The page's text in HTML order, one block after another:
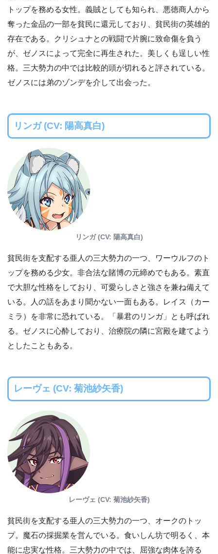
トップを務める女性。義賊としても知られ、悪徳商人から
奪った金品の一部を貧民に還元しており、貧民街の英雄的
存在である。クリシュナとの戦闘で片腕に致命傷を負う
が、ゼノスによって完全に再生された。美しくも逞しい性
格。三大勢力の中では比較的頭が切れると評されている。
ゼノスには弟のゾンデを介して出会った。
リンガ (CV: 陽高真白)
リンガ (CV: 陽高真白)
貧民街を支配する亜人の三大勢力の一つ、ワーウルフのト
ップを務める少女。非合法な賭博の元締めでもある。素直
で大胆な性格をしており、可愛らしさと強さを兼ね備えて
いる。人の話をあまり聞かない一面もある。レイス（カー
ミラ）を非常に恐れている。「暴君のリンガ」とも呼ばれ
る。ゼノスに心酔しており、治療院の隣に宮殿を建てよう
としたこともある。
レーヴェ (CV: 菊池紗矢香)
レーヴェ (CV: 菊池紗矢香)
貧民街を支配する亜人の三大勢力の一つ、オークのトッ
プ。魔石の採掘業を営んでいる。食いしん坊で明るく、本
能に忠実な性格。三大勢力の中では、屈強な肉体を誇る